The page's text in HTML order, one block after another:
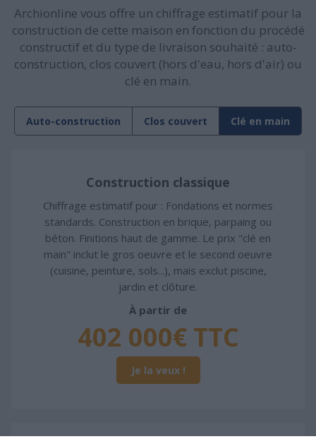
Archionline vous offre un chiffrage estimatif pour la
construction de cette maison en fonction du procédé
constructif et du type de livraison souhaité : auto-
construction, clos couvert (hors d'eau, hors d'air) ou
clé en main.
Auto-construction Clos couvert Clé en main
Construction classique
Chiffrage estimatif pour : Fondations et normes
standards. Construction en brique, parpaing ou
béton. Finitions haut de gamme. Le prix "clé en
main" inclut le gros oeuvre et le second oeuvre
(cuisine, peinture, sols...), mais exclut piscine,
jardin et clôture.
À partir de
402 000€ TTC
Je la veux !